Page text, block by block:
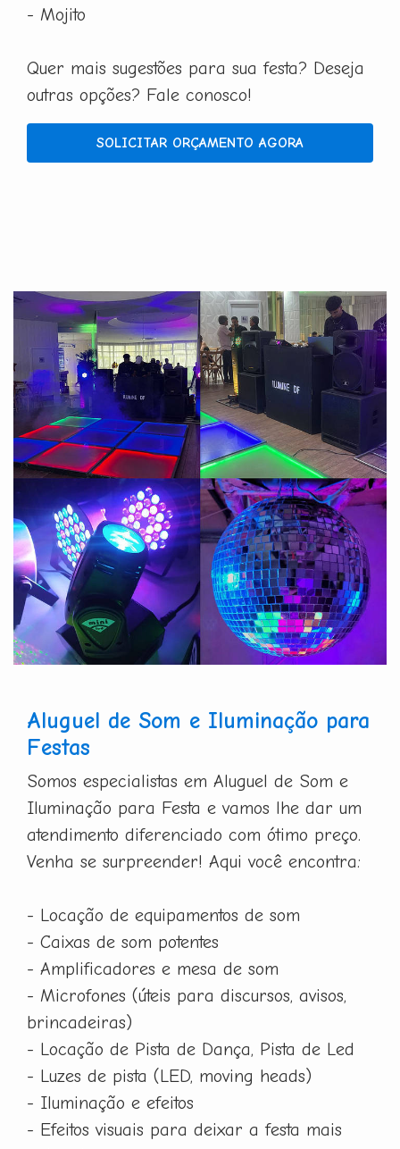
- Mojito
Quer mais sugestões para sua festa? Deseja
outras opções? Fale conosco!
SOLICITAR ORÇAMENTO AGORA
Aluguel de Som e Iluminação para
Festas
Somos especialistas em Aluguel de Som e
Iluminação para Festa e vamos lhe dar um
atendimento diferenciado com ótimo preço.
Venha se surpreender! Aqui você encontra:
- Locação de equipamentos de som
- Caixas de som potentes
- Amplificadores e mesa de som
- Microfones (úteis para discursos, avisos,
brincadeiras)
- Locação de Pista de Dança, Pista de Led
- Luzes de pista (LED, moving heads)
- Iluminação e efeitos
- Efeitos visuais para deixar a festa mais